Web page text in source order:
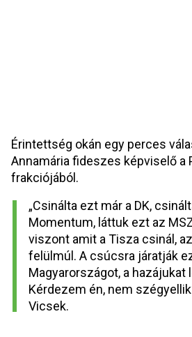
Érintettség okán egy perces
Annamária fideszes képviselő a
frakciójából.
„Csinálta ezt már a DK,
Momentum, láttuk ezt az
viszont amit a Tisza csinál,
felülmúl. A csúcsra járatják
Magyarországot, a hazájukat
Kérdezem én, nem
Vicsek.